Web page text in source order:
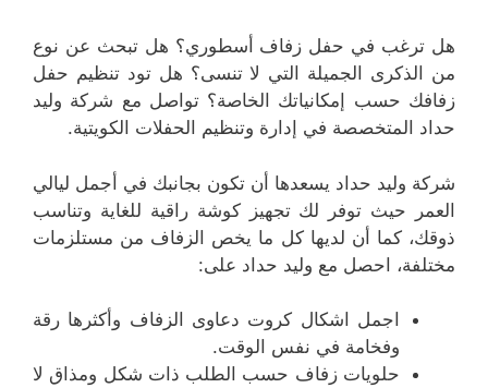
هل ترغب في حفل زفاف أسطوري؟ هل تبحث عن نوع
من الذكرى الجميلة التي لا تنسى؟ هل تود تنظيم حفل
زفافك حسب إمكانياتك الخاصة؟ تواصل مع شركة وليد
حداد المتخصصة في إدارة وتنظيم الحفلات الكويتية.
شركة وليد حداد يسعدها أن تكون بجانبك في أجمل ليالي
العمر حيث توفر لك تجهيز كوشة راقية للغاية وتناسب
ذوقك، كما أن لديها كل ما يخص الزفاف من مستلزمات
مختلفة، احصل مع وليد حداد على:
اجمل اشكال كروت دعاوى الزفاف وأكثرها رقة
وفخامة في نفس الوقت.
حلويات زفاف حسب الطلب ذات شكل ومذاق لا